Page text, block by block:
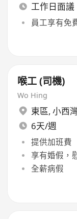
工作日面議
員工享有免
喉工 (司機)
Wo Hing
東區, 小西
6天/週
提供加班費
享有婚假，
全薪病假